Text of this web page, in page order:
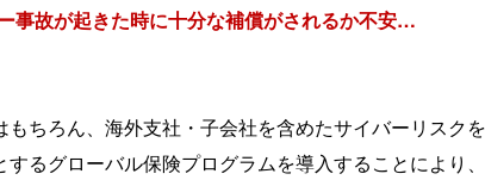
事故が起きた時に十分な補償がされるか不安…
ちろん、海外支社・子会社を含めたサイバーリスク
るグローバル保険プログラムを導入することにより